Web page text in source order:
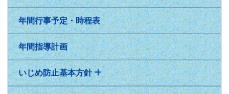
年間行事予定・時程表
年間指導計画
いじめ防止基本方針